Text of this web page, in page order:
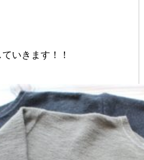
いきます！！